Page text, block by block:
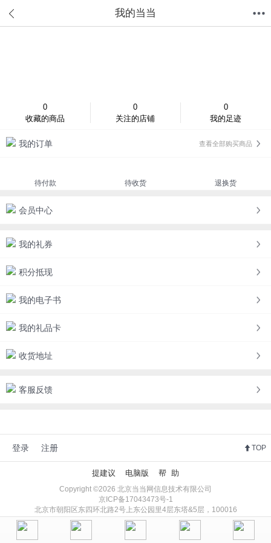
我的当当
0
收藏的商品
0
关注的店铺
0
我的足迹
我的订单 查看全部购买商品
待付款 待收货 退换货
会员中心
我的礼券
积分抵现
我的电子书
我的礼品卡
收货地址
客服反馈
登录 注册 TOP
提建议 电脑版 帮 助
Copyright ©2026 北京当当网信息技术有限公司
京ICP备17043473号-1
北京市朝阳区东四环北路2号上东公园里4层东塔&5层，100016